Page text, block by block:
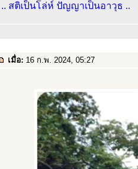
.. สติเป็นโล่ห์ ปัญญาเป็นอาวุธ ..
เมื่อ: 16 ก.พ. 2024, 05:27